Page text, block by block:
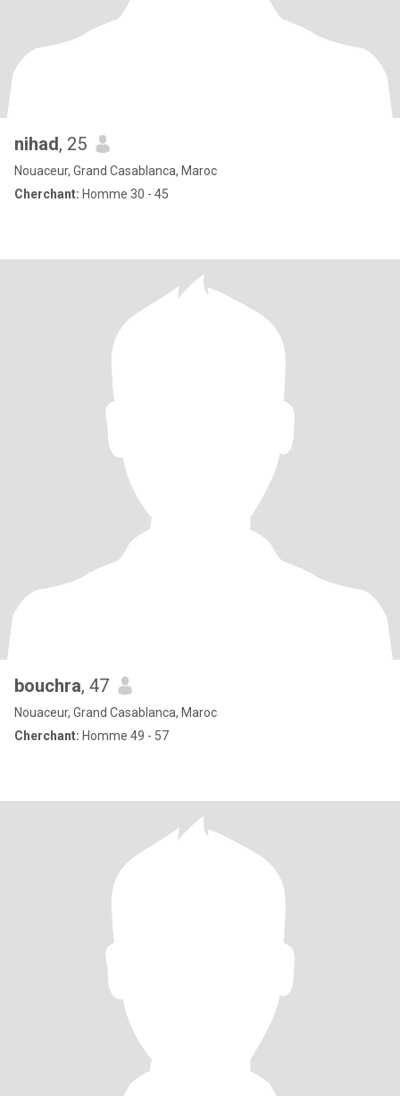
nihad, 25
Nouaceur, Grand Casablanca, Maroc
Cherchant: Homme 30 - 45
bouchra, 47
Nouaceur, Grand Casablanca, Maroc
Cherchant: Homme 49 - 57